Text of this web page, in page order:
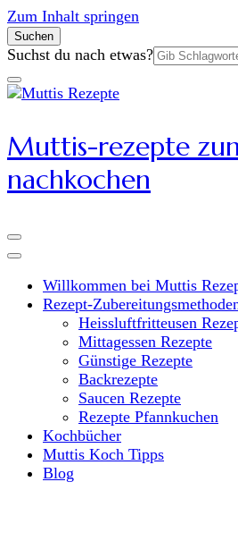
Zum Inhalt springen
Suchen
Suchen
nach:
Suchst du nach etwas?
Muttis-rezepte
nachkochen
Willkommen bei Muttis
Rezept-
Heissluftfritteusen
Mittagessen Rezepte
Günstige Rezepte
Backrezepte
Saucen Rezepte
Rezepte Pfannkuchen
Kochbücher
Muttis Koch Tipps
Blog